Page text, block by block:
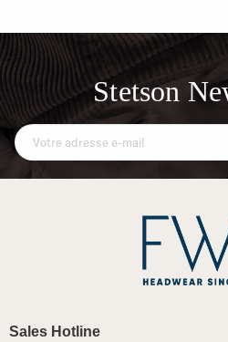
Stetson
Sales Hotline